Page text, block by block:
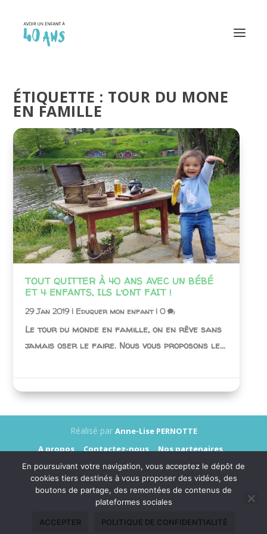
ÉTIQUETTE : TOUR DU MONE
EN FAMILLE
TOUT QUITTER À 40 ANS AVEC UN BÉBÉ
ET 4 ENFANTS, ILS L’ONT FAIT !
29 Jan 2019| Eduquer mon enfant|0
Le tour du monde en famille, on en rêve sans
jamais oser le faire. Nous vous proposons le...
Réalisé par Anne-Lise PERNOTTE
A propos
Contactez-nous
Nos partenaires
Annonceurs
Presse
Mentions légales
Données personnelles
En poursuivant votre navigation, vous acceptez le dépôt de
cookies tiers destinés à vous proposer des vidéos, des
boutons de partage, des remontées de contenus de
plateformes sociales
ACCEPTER POLITIQUE DE CONFIDENTIALITÉ